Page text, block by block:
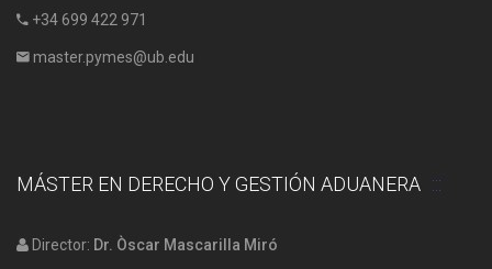
+34 699 422 971
master.pymes@ub.edu
MÁSTER EN DERECHO Y GESTIÓN ADUANERA
Director: Dr. Òscar Mascarilla Miró